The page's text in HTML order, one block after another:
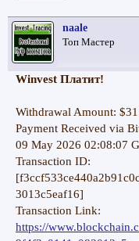
naale
Топ Мастер
Winvest Платит!
Withdrawal Amount:
Payment Received via
09 May 2026 02:08:07
Transaction ID:
3013c5eaf16]
Transaction Link:
https://